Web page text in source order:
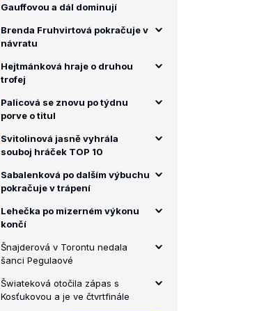
Gauffovou a dál dominují
Brenda Fruhvirtová pokračuje v
návratu
Hejtmánková hraje o druhou
trofej
Palicová se znovu po týdnu
porve o titul
Svitolinová jasně vyhrála
souboj hráček TOP 10
Sabalenková po dalším výbuchu
pokračuje v trápení
Lehečka po mizerném výkonu
končí
Šnajderová v Torontu nedala
šanci Pegulaové
Šwiateková otočila zápas s
Kosťukovou a je ve čtvrtfinále